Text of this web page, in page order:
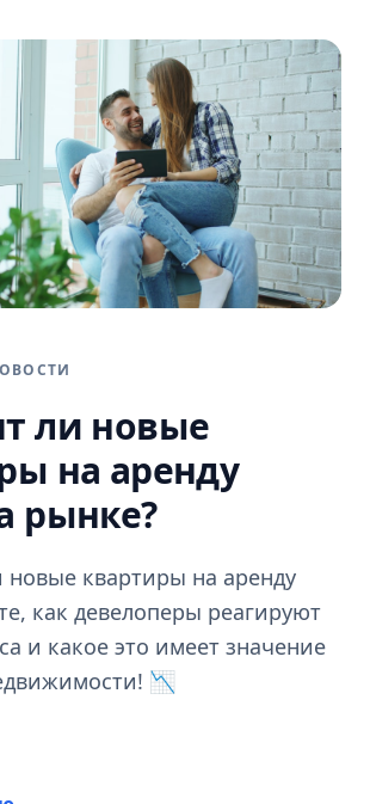
ли новые
на аренду
рынке?
новые квартиры на аренду
как девелоперы реагируют
и какое это имеет значение
📉